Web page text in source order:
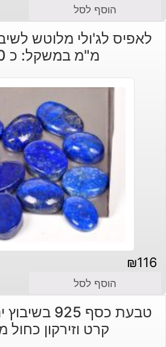
הוסף לסל
מ"מ במשקל: כ 20 קרט
₪116
הוסף לסל
קרט וזירקון כחול